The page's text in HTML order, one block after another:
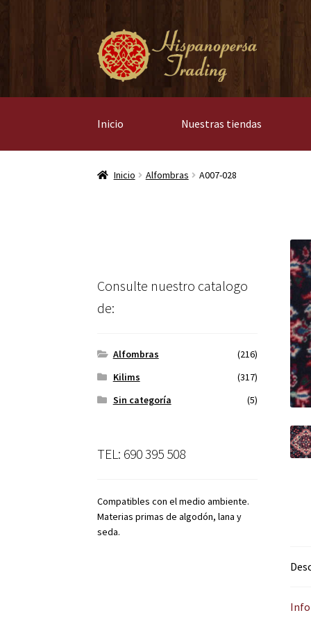
Ir
a
la
Ir
al
contenido
Inicio Nuestras tiendas
Inicio Alfombras A007-028
Consulte nuestro catalogo
de:
Alfombras
(216)
Kilims
(317)
Sin categoría
(5)
TEL: 690 395 508
Compatibles con el medio ambiente.
Materias primas de algodón, lana y
seda.